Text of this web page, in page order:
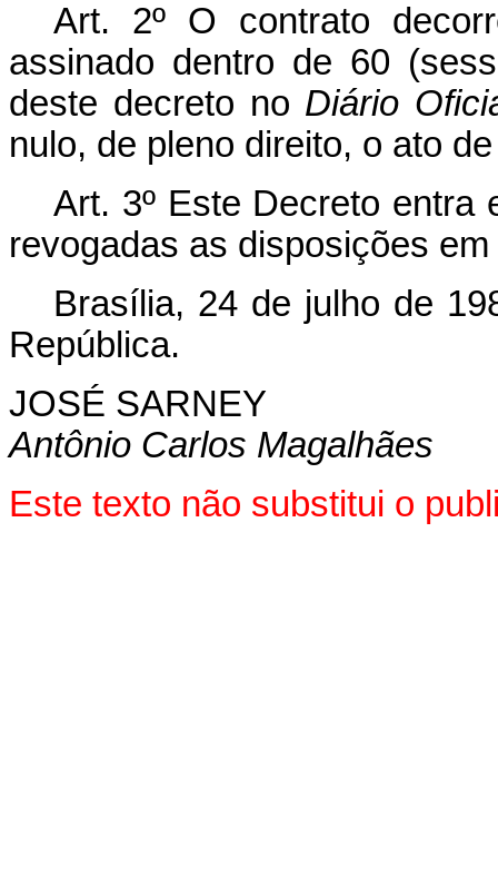
Art. 2º O contrato
assinado dentro de 60
deste decreto no Diário
nulo, de pleno direito, o ato
Art. 3º Este Decreto entra
revogadas as disposições
Brasília, 24 de julho de
República.
JOSÉ SARNEY
Antônio Carlos Magalhães
Este texto não substitui o